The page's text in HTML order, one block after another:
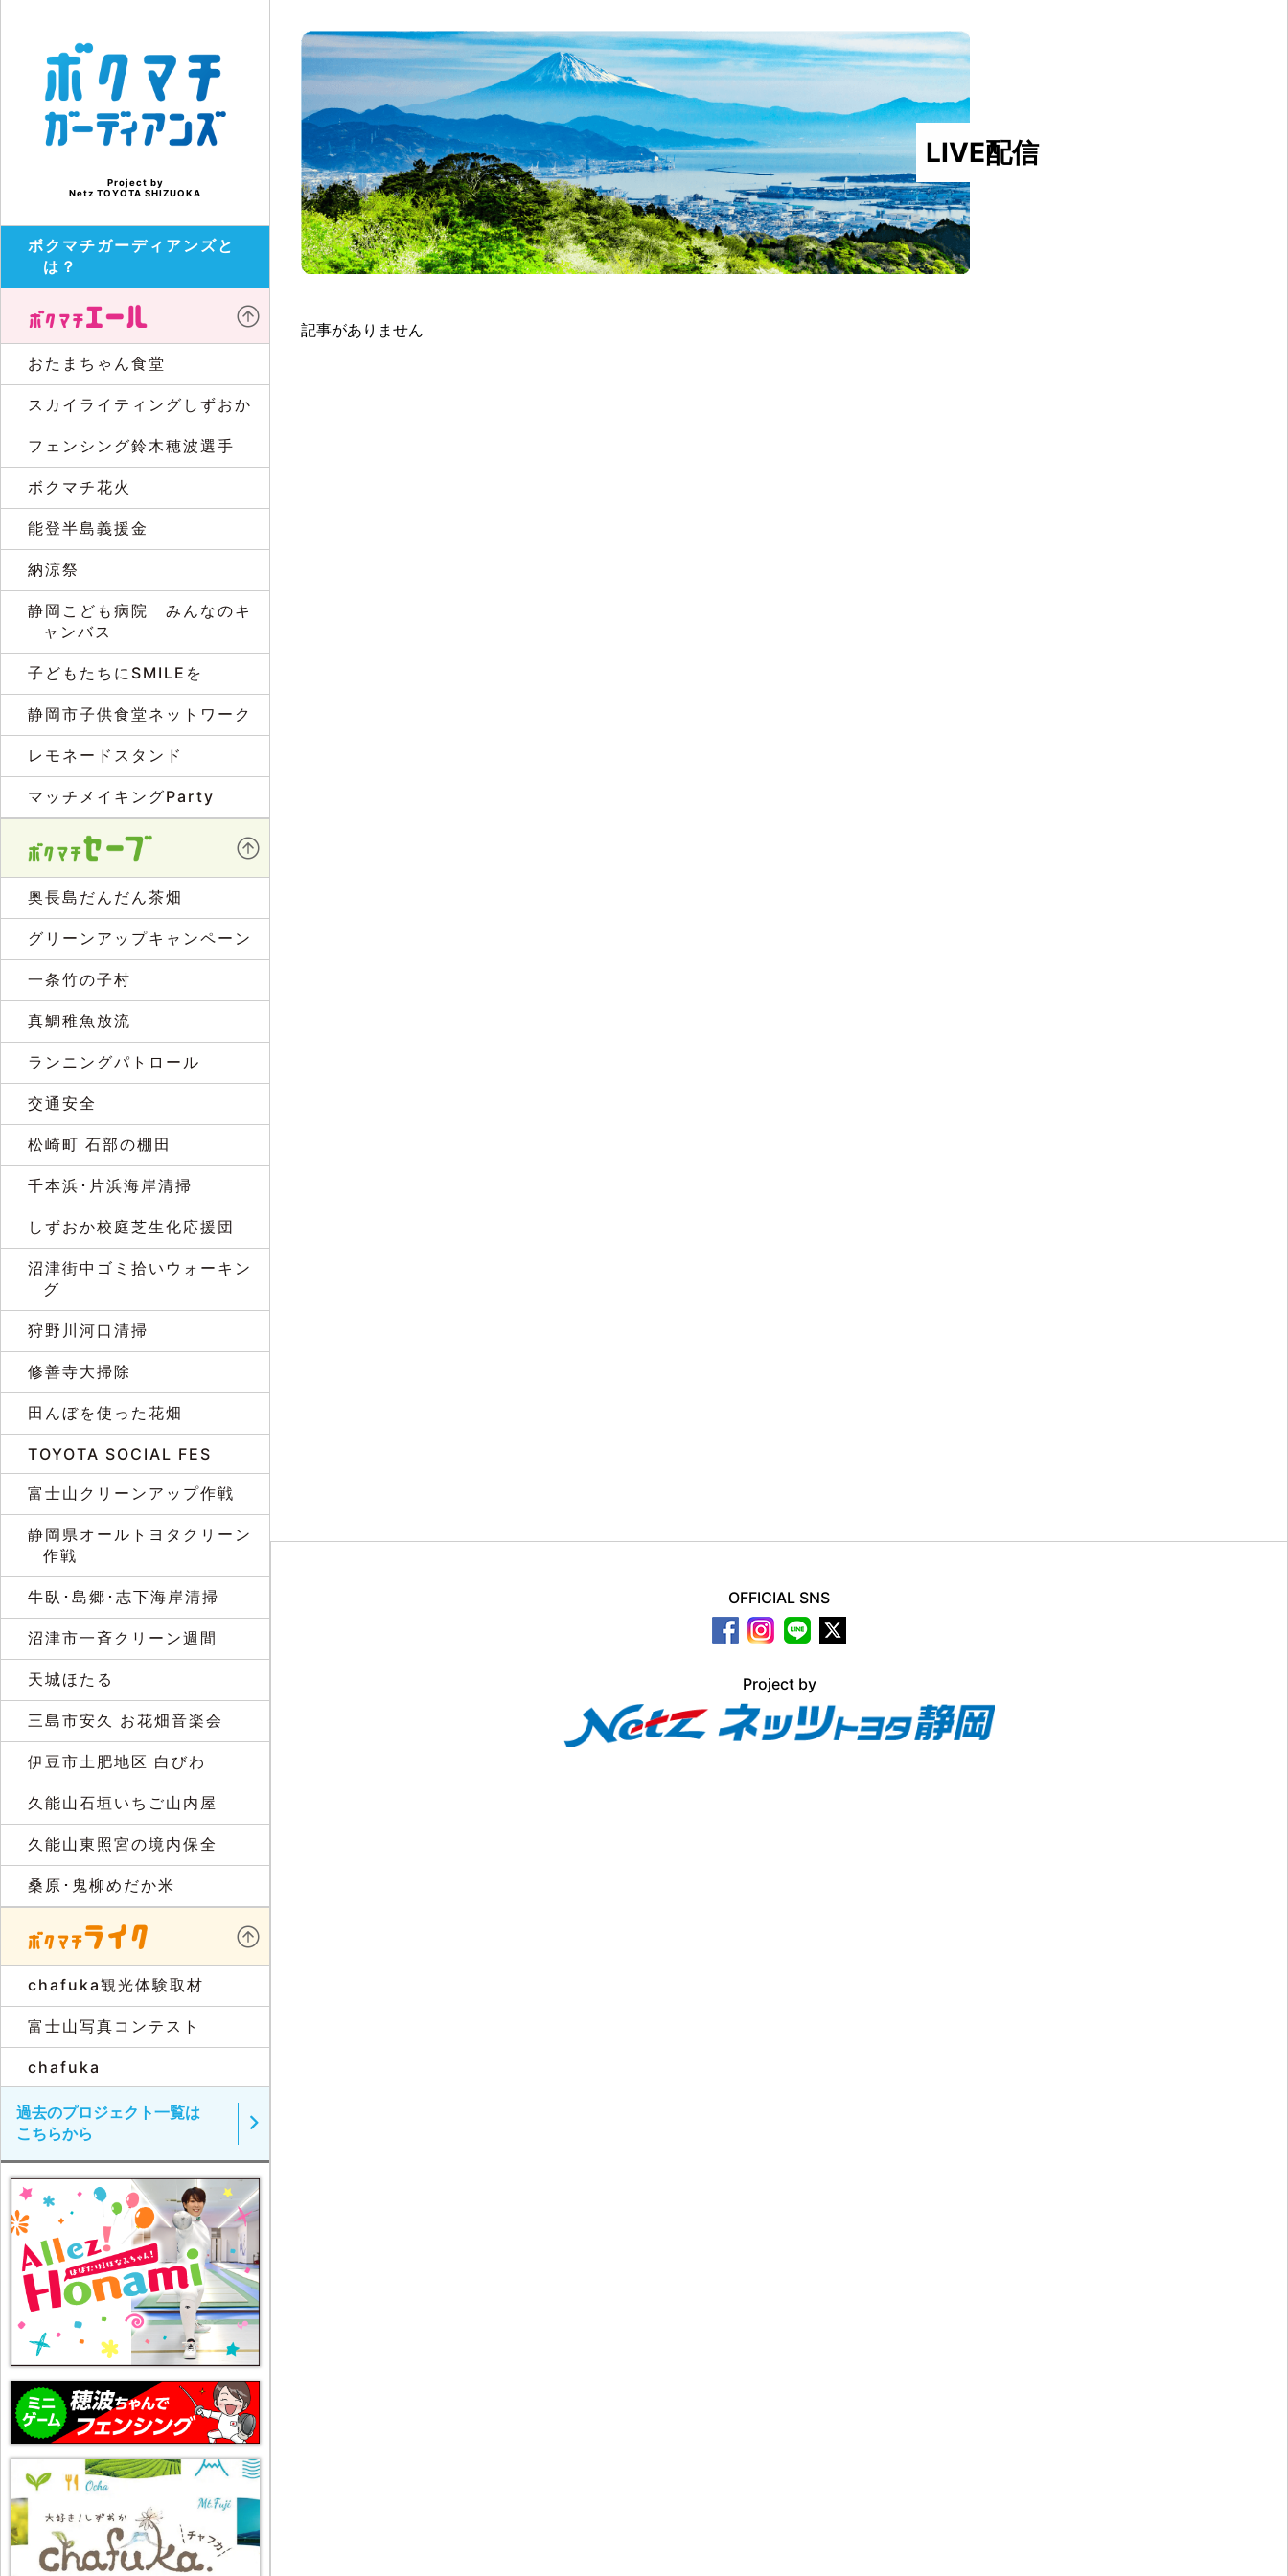
Project by
Netz TOYOTA SHIZUOKA
ボクマチガーディアンズと
は？
おたまちゃん食堂
スカイライティングしずおか
フェンシング鈴木穂波選手
ボクマチ花火
能登半島義援金
納涼祭
静岡こども病院 みんなのキ
ャンバス
子どもたちにSMILEを
静岡市子供食堂ネットワーク
レモネードスタンド
マッチメイキングParty
奥長島だんだん茶畑
グリーンアップキャンペーン
一条竹の子村
真鯛稚魚放流
ランニングパトロール
交通安全
松崎町 石部の棚田
千本浜･片浜海岸清掃
しずおか校庭芝生化応援団
沼津街中ゴミ拾いウォーキン
グ
狩野川河口清掃
修善寺大掃除
田んぼを使った花畑
TOYOTA SOCIAL FES
富士山クリーンアップ作戦
静岡県オールトヨタクリーン
作戦
牛臥･島郷･志下海岸清掃
沼津市一斉クリーン週間
天城ほたる
三島市安久 お花畑音楽会
伊豆市土肥地区 白びわ
久能山石垣いちご山内屋
久能山東照宮の境内保全
桑原･鬼柳めだか米
chafuka観光体験取材
富士山写真コンテスト
chafuka
過去のプロジェクト一覧は
こちらから
LIVE配信
記事がありません
OFFICIAL SNS
Project by